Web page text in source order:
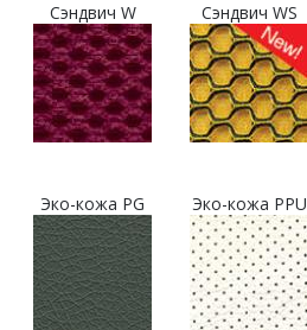
Сэндвич W Сэндвич WS
Эко-кожа PG Эко-кожа PPU